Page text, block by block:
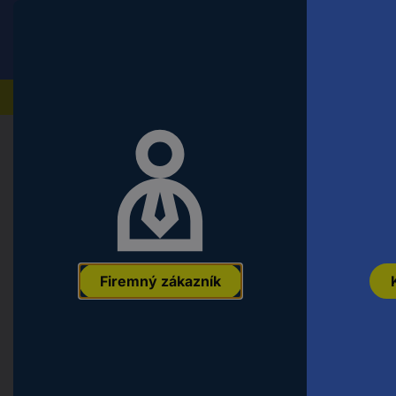
Firemný zákazník
Náradie a dielňa Montážny a upevňovací
TOOLCRAFT 1061272 šesťhranná
šesťhran DIN 571 nerezová ocel
4053199383047 Označenie výrobcu: Objednávacie